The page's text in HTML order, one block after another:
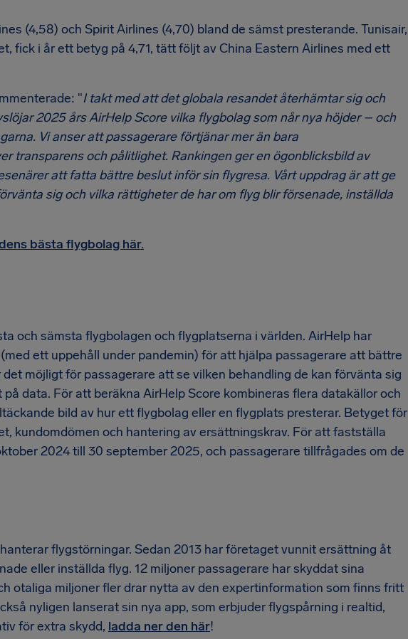
(4,58) och Spirit Airlines (4,70) bland de sämst presterande. Tunisair,
fick i år ett betyg på 4,71, tätt följt av China Eastern Airlines med ett
"I takt med att det globala resandet återhämtar sig och
2025 års AirHelp Score vilka flygbolag som når nya höjder – och
Vi anser att passagerare förtjänar mer än bara
transparens och pålitlighet. Rankingen ger en ögonblicksbild av
att fatta bättre beslut inför sin flygresa. Vårt uppdrag är att ge
sig och vilka rättigheter de har om flyg blir försenade, inställda
bästa flygbolag här.
och sämsta flygbolagen och flygplatserna i världen. AirHelp har
ett uppehåll under pandemin) för att hjälpa passagerare att bättre
möjligt för passagerare att se vilken behandling de kan förvänta sig
data. För att beräkna AirHelp Score kombineras flera datakällor och
bild av hur ett flygbolag eller en flygplats presterar. Betyget för
kundomdömen och hantering av ersättningskrav. För att fastställa
2024 till 30 september 2025, och passagerare tillfrågades om de
flygstörningar. Sedan 2013 har företaget vunnit ersättning åt
eller inställda flyg. 12 miljoner passagerare har skyddat sina
otaliga miljoner fler drar nytta av den expertinformation som finns fritt
nyligen lanserat sin nya app, som erbjuder flygspårning i realtid,
för extra skydd, ladda ner den här!